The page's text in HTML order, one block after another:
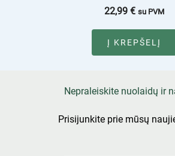
22,99 € su PVM
Į KREPŠELĮ
Nepraleiskite nuolaidų ir
Prisijunkite prie mūsų